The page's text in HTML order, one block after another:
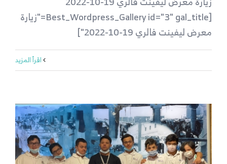
[Best_Wordpress_Gallery id="3" gal_title="زيارة
معرض ليفينت فالري 19-10-2022"]